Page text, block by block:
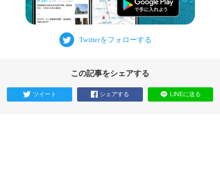
この記事をシェアする
ツイート シェアする LINEに送る